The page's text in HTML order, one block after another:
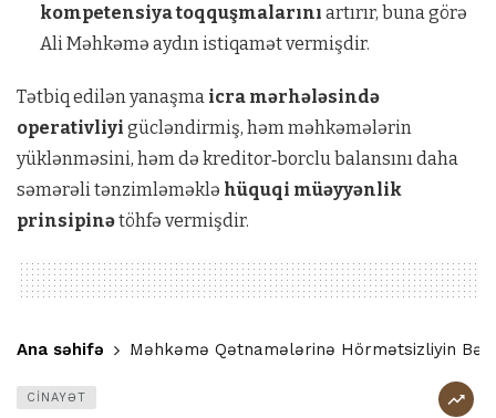
kompetensiya toqquşmalarını artırır, buna görə
Ali Məhkəmə aydın istiqamət vermişdir.
Tətbiq edilən yanaşma icra mərhələsində
operativliyi gücləndirmiş, həm məhkəmələrin
yüklənməsini, həm də kreditor‑borclu balansını daha
səmərəli tənzimləməklə hüquqi müəyyənlik
prinsipinətöhfə vermişdir.
Ana səhifə Məhkəmə Qətnamələrinə Hörmətsizliyin
CİNAYƏT